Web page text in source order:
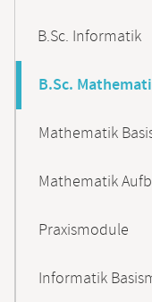
B.Sc. Informatik
B.Sc.
Mathematik
Mathematik
Praxismodule
Informatik